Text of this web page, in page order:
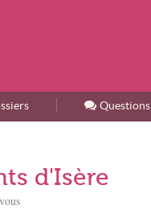
AccueilQuestions
d'Isère